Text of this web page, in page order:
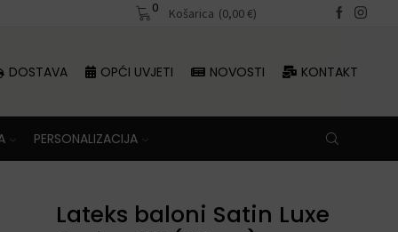
Besplatna dostava iznad 70 €
0 Košarica (0,00€)
DOSTAVA OPĆI UVJETI NOVOSTI KONTAKT
PERSONALIZACIJA
Lateks baloni Satin Luxe